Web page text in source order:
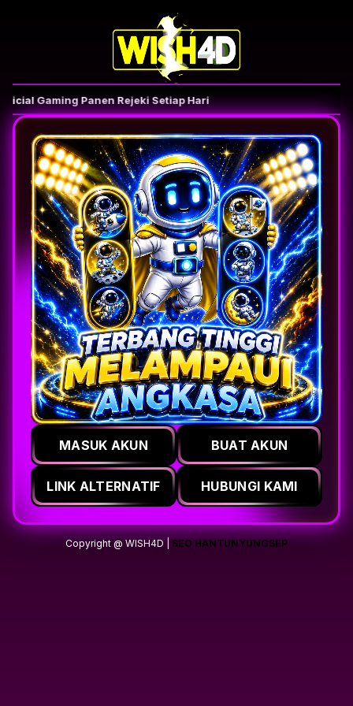
Gaming Panen Rejeki Setiap Hari
MASUK AKUN BUAT AKUN
LINK ALTERNATIF HUBUNGI KAMI
Copyright @ WISH4D | SEO HANTUNYUNGSEP